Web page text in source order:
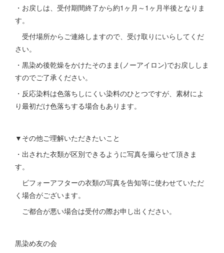
・お戻しは、受付期間終了から約1ヶ月～1ヶ月半後となりま
す。
受付場所からご連絡しますので、受け取りにいらしてくだ
さい。
・黒染め後乾燥をかけたそのまま(ノーアイロン)でお戻ししま
すのでご了承ください。
・反応染料は色落ちしにくい染料のひとつですが、素材によ
り最初だけ色落ちする場合もあります。
▼その他ご理解いただきたいこと
・出された衣類が区別できるように写真を撮らせて頂きま
す。
ビフォーアフターの衣類の写真を告知等に使わせていただ
く場合がございます。
ご都合が悪い場合は受付の際お申し出ください。
黒染め友の会